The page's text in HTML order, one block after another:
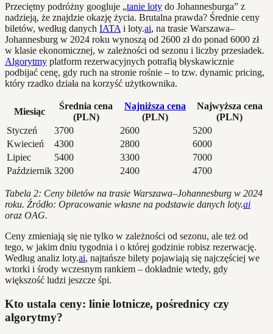
Przeciętny podróżny googluje „tanie loty do Johannesburga” z
nadzieją, że znajdzie okazję życia. Brutalna prawda? Średnie ceny
biletów, według danych IATA i loty.ai, na trasie Warszawa–
Johannesburg w 2024 roku wynoszą od 2600 zł do ponad 6000 zł
w klasie ekonomicznej, w zależności od sezonu i liczby przesiadek.
Algorytmy platform rezerwacyjnych potrafią błyskawicznie
podbijać cenę, gdy ruch na stronie rośnie – to tzw. dynamic pricing,
który rzadko działa na korzyść użytkownika.
Miesiąc
Średnia cena
(PLN)
Najniższa cena
(PLN)
Najwyższa cena
(PLN)
Styczeń
3700 2600
5200
Kwiecień
4300 2800
6000
Lipiec
5400 3300
7000
Październik 3200 2400 4700
Tabela 2: Ceny biletów na trasie Warszawa–Johannesburg w 2024
roku. Źródło: Opracowanie własne na podstawie danych loty.ai
oraz OAG.
Ceny zmieniają się nie tylko w zależności od sezonu, ale też od
tego, w jakim dniu tygodnia i o której godzinie robisz rezerwację.
Według analiz loty.ai, najtańsze bilety pojawiają się najczęściej we
wtorki i środy wczesnym rankiem – dokładnie wtedy, gdy
większość ludzi jeszcze śpi.
Kto ustala ceny: linie lotnicze, pośrednicy czy
algorytmy?